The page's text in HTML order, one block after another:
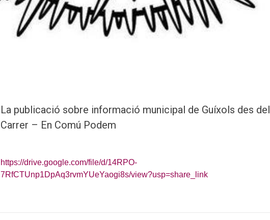
La publicació sobre informació municipal de Guíxols des del
Carrer – En Comú Podem
https://drive.google.com/file/d/14RPO-
7RfCTUnp1DpAq3rvmYUeYaogi8s/view?usp=share_link